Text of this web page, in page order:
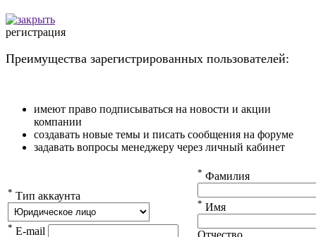
регистрация
Преимущества зарегистрированных пользователей:
имеют право подписываться на новости и акции
компании
создавать новые темы и писать сообщения на форуме
задавать вопросы менеджеру через личный кабинет
* Тип аккаунта
* E-mail
* Фамилия
* Имя
Отчество